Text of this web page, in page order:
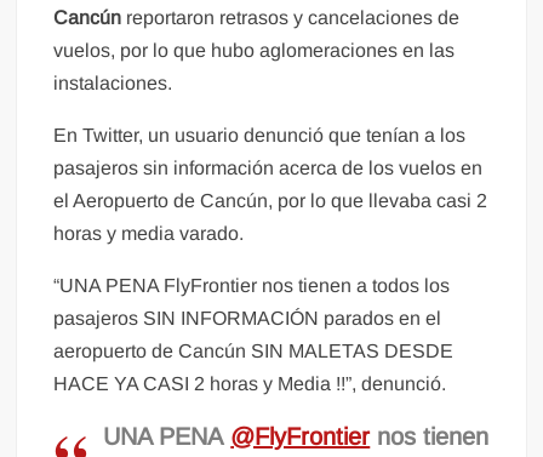
Cancún reportaron retrasos y cancelaciones de
vuelos, por lo que hubo aglomeraciones en las
instalaciones.
En Twitter, un usuario denunció que tenían a los
pasajeros sin información acerca de los vuelos en
el Aeropuerto de Cancún, por lo que llevaba casi 2
horas y media varado.
“UNA PENA FlyFrontier nos tienen a todos los
pasajeros SIN INFORMACIÓN parados en el
aeropuerto de Cancún SIN MALETAS DESDE
HACE YA CASI 2 horas y Media !!”, denunció.
UNA PENA @FlyFrontiernos tienen